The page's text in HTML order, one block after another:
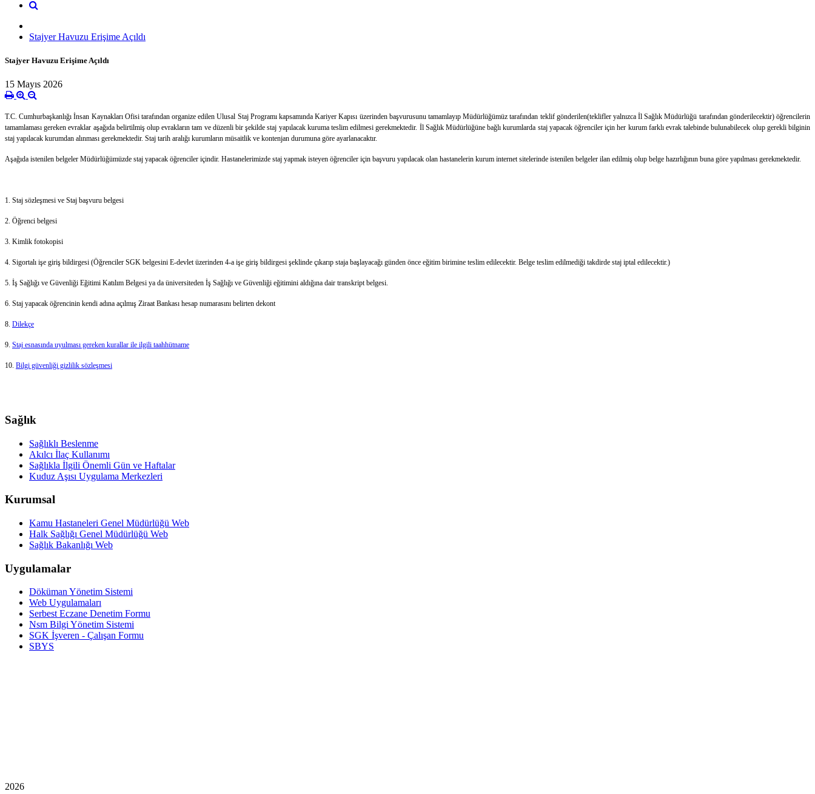
Stajyer Havuzu Erişime Açıldı
Stajyer Havuzu Erişime Açıldı
15 Mayıs 2026
T.C. Cumhurbaşkanlığı İnsan Kaynakları Ofisi tarafından organize edilen Ulusal Staj Programı kapsamında Kariyer Kapısı üzerinden başvurusunu tamamlayıp Müdürlüğümüz tarafından teklif gönderilen(teklifler yalnızca İl Sağlık Müdürlüğü tarafından gönderilecektir) öğrencilerin
tamamlaması gereken evraklar aşağıda belirtilmiş olup evrakların tam ve düzenli bir şekilde staj yapılacak kuruma teslim edilmesi gerekmektedir. İl Sağlık Müdürlüğüne bağlı kurumlarda staj yapacak öğrenciler için her kurum farklı evrak talebinde bulunabilecek olup gerekli bilginin
staj yapılacak kurumdan alınması gerekmektedir. Staj tarih aralığı kurumların müsaitlik ve kontenjan durumuna göre ayarlanacaktır.
Aşağıda istenilen belgeler Müdürlüğümüzde staj yapacak öğrenciler içindir. Hastanelerimizde staj yapmak isteyen öğrenciler için başvuru yapılacak olan hastanelerin kurum internet sitelerinde istenilen belgeler ilan edilmiş olup belge hazırlığının buna göre yapılması gerekmektedir.
1. Staj sözleşmesi ve Staj başvuru belgesi
2. Öğrenci belgesi
3. Kimlik fotokopisi
4. Sigortalı işe giriş bildirgesi (Öğrenciler SGK belgesini E-devlet üzerinden 4-a işe giriş bildirgesi şeklinde çıkarıp staja başlayacağı günden önce eğitim birimine teslim edilecektir. Belge teslim edilmediği takdirde staj iptal edilecektir.)
5. İş Sağlığı ve Güvenliği Eğitimi Katılım Belgesi ya da üniversiteden İş Sağlığı ve Güvenliği eğitimini aldığına dair transkript belgesi.
6. Staj yapacak öğrencinin kendi adına açılmış Ziraat Bankası hesap numarasını belirten dekont
8. Dilekçe
9. Staj esnasında uyulması gereken kurallar ile ilgili taahhütname
10. Bilgi güvenliği gizlilik sözleşmesi
Sağlık
Sağlıklı Beslenme
Akılcı İlaç Kullanımı
Sağlıkla İlgili Önemli Gün ve Haftalar
Kuduz Aşısı Uygulama Merkezleri
Kurumsal
Kamu Hastaneleri Genel Müdürlüğü Web
Halk Sağlığı Genel Müdürlüğü Web
Sağlık Bakanlığı Web
Uygulamalar
Döküman Yönetim Sistemi
Web Uygulamaları
Serbest Eczane Denetim Formu
Nsm Bilgi Yönetim Sistemi
SGK İşveren - Çalışan Formu
SBYS
2026